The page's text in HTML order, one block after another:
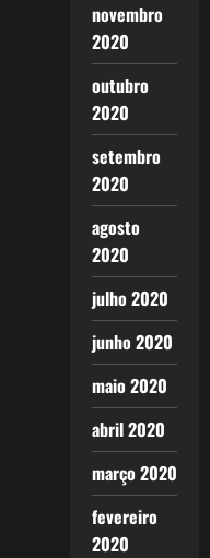
novembro
2020
outubro
2020
setembro
2020
agosto
2020
julho 2020
junho 2020
maio 2020
abril 2020
março 2020
fevereiro
2020